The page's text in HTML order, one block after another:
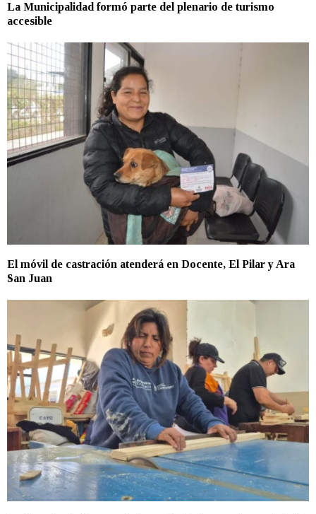
La Municipalidad formó parte del plenario de turismo
accesible
El móvil de castración atenderá en Docente, El Pilar y Ara
San Juan